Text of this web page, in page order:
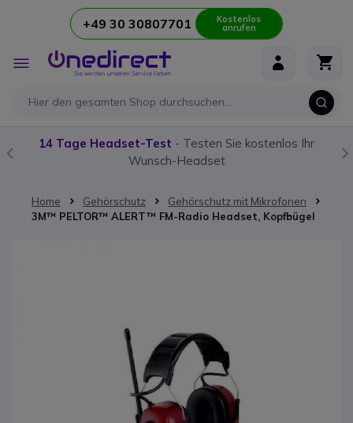
Zum Inhalt springen+49 30 30807701 Kostenlos
anrufen
Navigation
umschalten
14 Tage Headset-Test - Testen Sie kostenlos Ihr
Wunsch-Headset
Home Gehörschutz
Gehörschutz mit Mikrofonen
3M™ PELTOR™ ALERT™ FM-Radio Headset, Kopfbügel